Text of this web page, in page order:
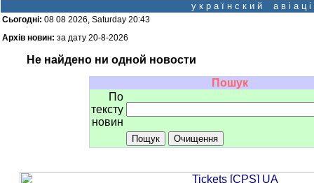
у к р а ї н с к и й а в і а
Сьогодні: 08 08 2026, Saturday 20:43
Архів новин: за дату 20-8-2026
Не найдено ни одной новости
Пошук
По
тексту
новин